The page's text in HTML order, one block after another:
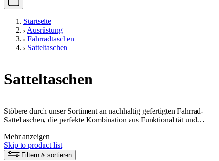
Startseite
Ausrüstung
Fahrradtaschen
Satteltaschen
Satteltaschen
Stöbere durch unser Sortiment an nachhaltig gefertigten Fahrrad-
Satteltaschen, die perfekte Kombination aus Funktionalität und
Stauraum für Radwerkzeug oder Notfallset und überzeugen durch
ihre Langlebigkeit und nachhaltige Produktion.
Mehr anzeigen
Skip to product list
Filtern & sortieren